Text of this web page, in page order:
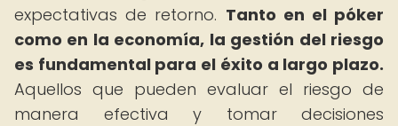
expectativas de retorno. Tanto en el póker
como en la economía, la gestión del riesgo
es fundamental para el éxito a largo plazo.
Aquellos que pueden evaluar el riesgo de
manera efectiva y tomar decisiones